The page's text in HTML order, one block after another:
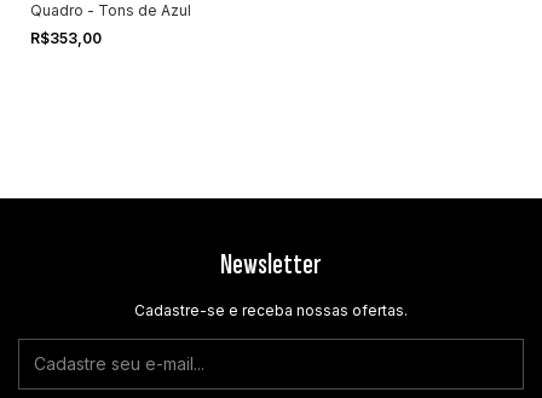
Quadro - Tons de Azul
R$353,00
Newsletter
Cadastre-se e receba nossas ofertas.